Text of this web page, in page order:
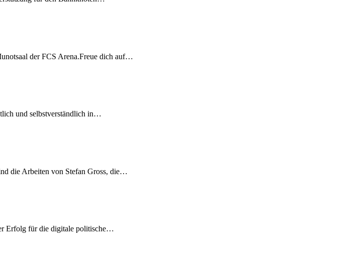
der FCS Arena.Freue dich auf…
und selbstverständlich in…
die Arbeiten von Stefan Gross, die…
Erfolg für die digitale politische…